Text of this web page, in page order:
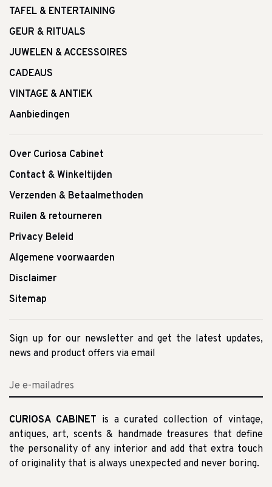
TAFEL & ENTERTAINING
GEUR & RITUALS
JUWELEN & ACCESSOIRES
CADEAUS
VINTAGE & ANTIEK
Aanbiedingen
Over Curiosa Cabinet
Contact & Winkeltijden
Verzenden & Betaalmethoden
Ruilen & retourneren
Privacy Beleid
Algemene voorwaarden
Disclaimer
Sitemap
Sign up for our newsletter and get the latest updates,
news and product offers via email
CURIOSA CABINET is a curated collection of vintage,
antiques, art, scents & handmade treasures that define
the personality of any interior and add that extra touch
of originality that is always unexpected and never boring.